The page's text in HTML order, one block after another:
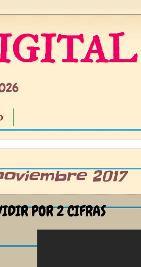
2017
POR 2 CIFRAS